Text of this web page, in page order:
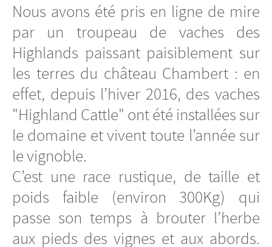
Nous avons été pris en ligne de mire
par un troupeau de vaches des
Highlands paissant paisiblement sur
les terres du château Chambert : en
effet, depuis l’hiver 2016, des vaches
"Highland Cattle" ont été installées sur
le domaine et vivent toute l’année sur
le vignoble.
C’est une race rustique, de taille et
poids faible (environ 300Kg) qui
passe son temps à brouter l’herbe
aux pieds des vignes et aux abords.